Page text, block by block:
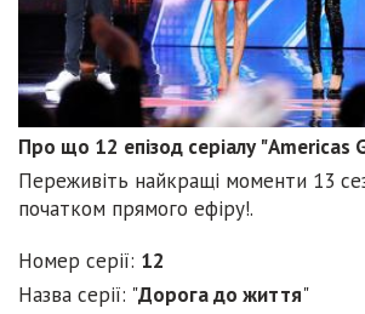
Про що 12 епізод серіалу "Americas
Переживіть найкращі моменти 13
початком прямого ефіру!.
Номер серії: 12
Назва серії: "Дорога до життя"